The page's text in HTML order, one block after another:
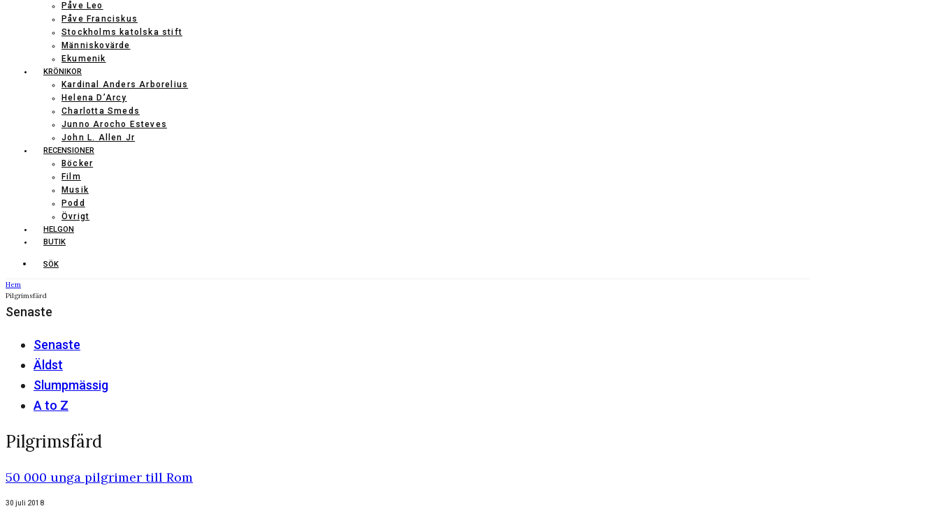
Påve Leo
Påve Franciskus
Stockholms katolska stift
Människovärde
Ekumenik
KRÖNIKOR
Kardinal Anders Arborelius
Helena D’Arcy
Charlotta Smeds
Junno Arocho Esteves
John L. Allen Jr
RECENSIONER
Böcker
Film
Musik
Podd
Övrigt
HELGON
BUTIK
SÖK
Hem
Pilgrimsfärd
Senaste
Senaste
Äldst
Slumpmässig
A to Z
Pilgrimsfärd
50 000 unga pilgrimer till Rom
30 juli 2018